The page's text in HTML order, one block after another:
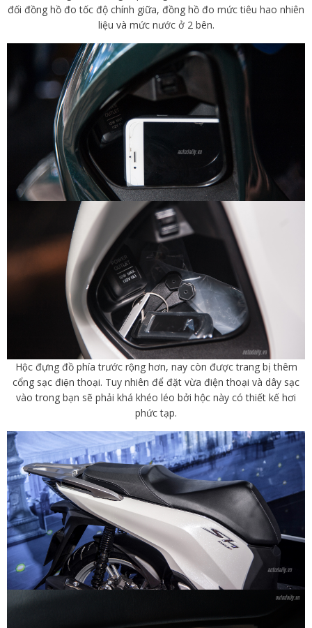
đối đồng hồ đo tốc độ chính giữa, đồng hồ đo mức tiêu hao nhiên
liệu và mức nước ở 2 bên.
Hộc đựng đồ phía trước rộng hơn, nay còn được trang bị thêm
cổng sạc điện thoại. Tuy nhiên để đặt vừa điện thoại và dây sạc
vào trong bạn sẽ phải khá khéo léo bởi hộc này có thiết kế hơi
phức tạp.